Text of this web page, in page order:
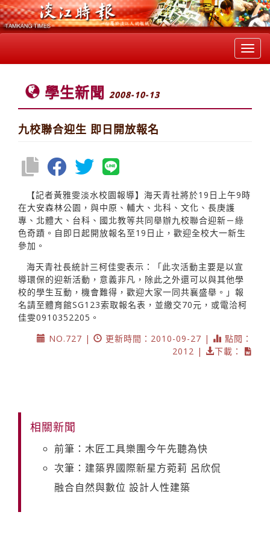
學生新聞 2008-10-13
九校聯合迎生 即日開放報名
【記者黃雅雯淡水校園報導】海天青社將於19日上午9時
在大安森林公園，與中原、輔大、北科、文化、長庚護
專、北體大、台科、國北教等共同舉辦九校聯合迎新－綠
色奇蹟。自即日起開放報名至19日止，歡迎全校大一新生
參加。
海天青社長統計三柯佳雯表示：「此次活動主要是以宣
導環保的迎新活動，意義非凡，除此之外還可以與其他學
校的學生互動，機會難得，歡迎大家一同共襄盛舉。」報
名請至體育館SG123索取報名表，並繳交70元，或電洽柯
佳雯0910352205。
NO.727 |
更新時間：2010-09-27 |
點閱：
2012 |
下載：
相關新聞
前筆：木匠工具樂團今午先聽為快
次筆：建築界國際新星方菀莉 呂欣侃
融合自然與數位 設計人性建築